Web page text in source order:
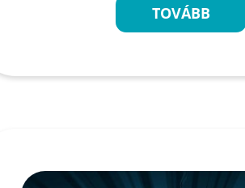
TOVÁBB